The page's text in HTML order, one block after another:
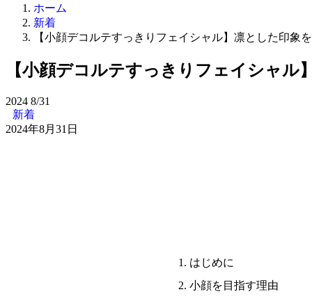
ホーム
新着
【小顔デコルテすっきりフェイシャル】凛とした印象
【小顔デコルテすっきりフェイシャル
2024 8/31
新着
2024年8月31日
はじめに
小顔を目指す理由